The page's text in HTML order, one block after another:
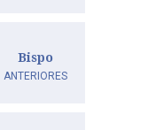
Bispo
ANTERIORES